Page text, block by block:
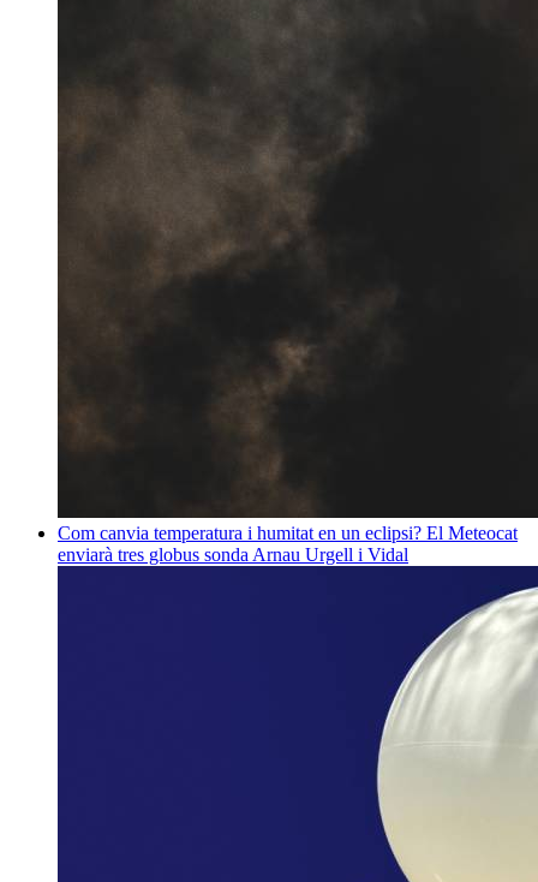
Com canvia temperatura i humitat en un eclipsi? El Meteocat
enviarà tres globus sonda Arnau Urgell i Vidal